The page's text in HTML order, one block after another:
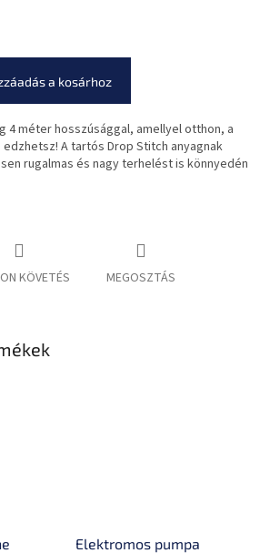
a kosárhoz
4 méter hosszúsággal, amellyel otthon, a
A tartós Drop Stitch anyagnak
rugalmas és nagy terhelést is könnyedén
KÖVETÉS MEGOSZTÁS
Elektromos pumpa